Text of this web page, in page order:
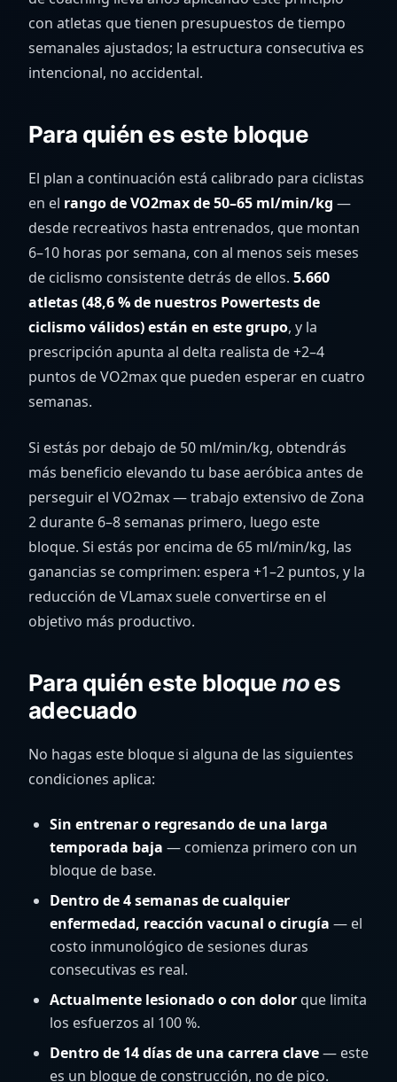
con atletas que tienen presupuestos de tiempo
semanales ajustados; la estructura consecutiva es
intencional, no accidental.
Para quién es este bloque
El plan a continuación está calibrado para ciclistas
en el rango de VO2max de 50–65 ml/min/kg —
desde recreativos hasta entrenados, que montan
6–10 horas por semana, con al menos seis meses
de ciclismo consistente detrás de ellos. 5.660
atletas (48,6 % de nuestros Powertests de
ciclismo válidos) están en este grupo, y la
prescripción apunta al delta realista de +2–4
puntos de VO2max que pueden esperar en cuatro
semanas.
Si estás por debajo de 50 ml/min/kg, obtendrás
más beneficio elevando tu base aeróbica antes de
perseguir el VO2max — trabajo extensivo de Zona
2 durante 6–8 semanas primero, luego este
bloque. Si estás por encima de 65 ml/min/kg, las
ganancias se comprimen: espera +1–2 puntos, y la
reducción de VLamax suele convertirse en el
objetivo más productivo.
Para quién este bloquenoes
adecuado
No hagas este bloque si alguna de las siguientes
condiciones aplica:
Sin entrenar o regresando de una larga
temporada baja — comienza primero con un
bloque de base.
Dentro de 4 semanas de cualquier
enfermedad, reacción vacunal o cirugía — el
costo inmunológico de sesiones duras
consecutivas es real.
Actualmente lesionado o con dolor que limita
los esfuerzos al 100 %.
Dentro de 14 días de una carrera clave— este
es un bloque de construcción, no de pico.